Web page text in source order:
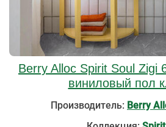
Berry Alloc Spirit Soul Zigi
виниловый пол
Производитель: Berry